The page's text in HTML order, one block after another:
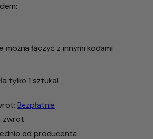
można łączyć z innymi kodami
tylko 1 sztuka!
Bezpłatnie
zwrot
od producenta